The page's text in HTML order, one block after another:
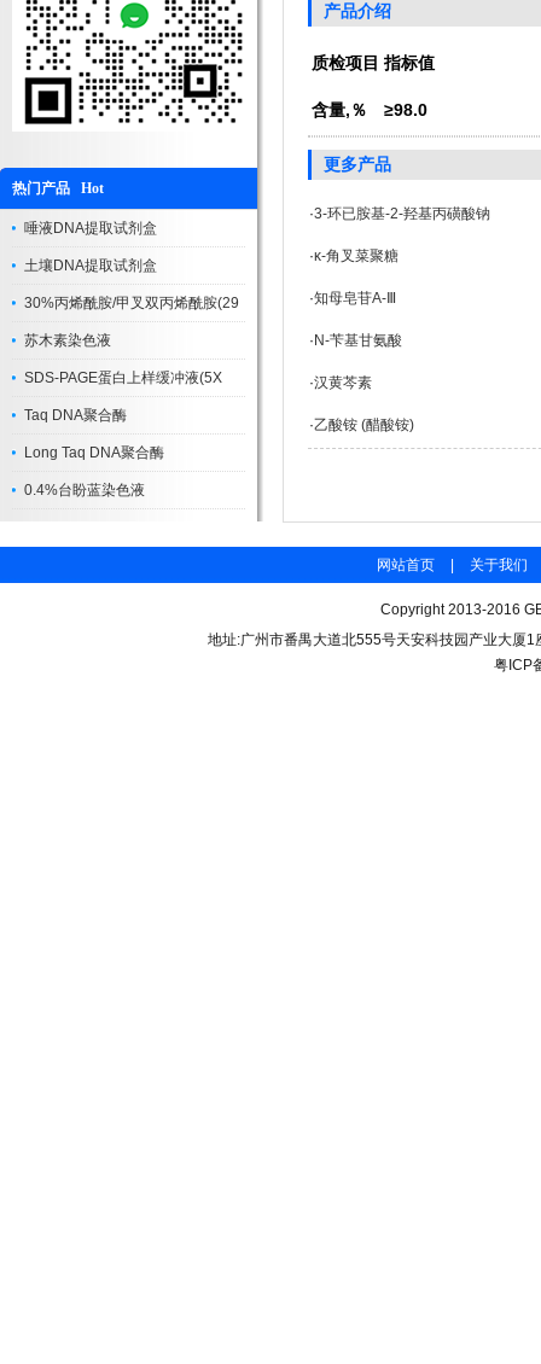
热门产品 Hot
唾液DNA提取试剂盒
土壤DNA提取试剂盒
30%丙烯酰胺/甲叉双丙烯酰胺(29
苏木素染色液
SDS-PAGE蛋白上样缓冲液(5X
Taq DNA聚合酶
Long Taq DNA聚合酶
0.4%台盼蓝染色液
产品介绍
质检项目 指标值
含量,％ ≥98.0
更多产品
·3-环已胺基-2-羟基丙磺酸钠
·κ-角叉菜聚糖
·知母皂苷A-Ⅲ
· N-苄基甘氨酸
·汉黄芩素
·乙酸铵 (醋酸铵)
网站首页 关于我们
Copyright 2013-2016
地址:广州市番禺大道北555号天安科技园产业大厦
粤ICP